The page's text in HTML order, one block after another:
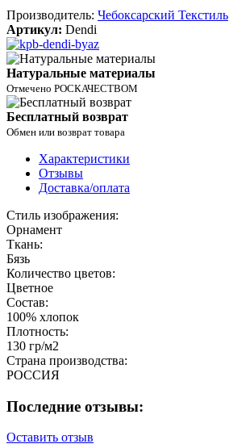
Производитель: Чебоксарский Текстиль
Артикул: Dendi
Натуральные материалы
Отмечено РОСКАЧЕСТВОМ
Бесплатный возврат
Обмен или возврат товара
Характеристики
Отзывы
Доставка/оплата
Стиль изображения:
Орнамент
Ткань:
Бязь
Количество цветов:
Цветное
Состав:
100% хлопок
Плотность:
130 гр/м2
Страна производства:
РОССИЯ
Последние отзывы:
Оставить отзыв